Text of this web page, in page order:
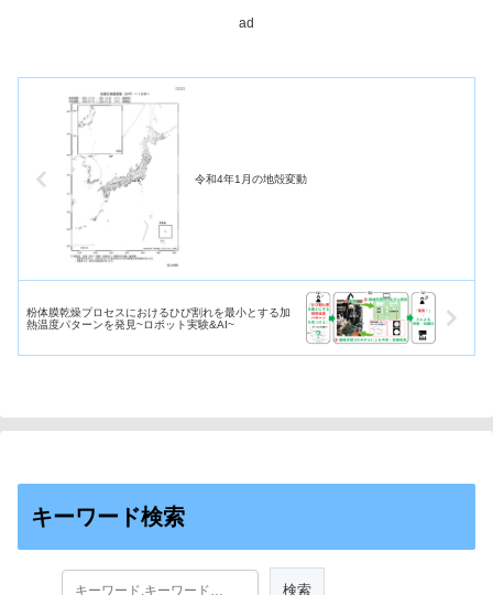
ad
令和4年1月の地殻変動
粉体膜乾燥プロセスにおけるひび割れを最小とする加
熱温度パターンを発見~ロボット実験&AI~
キーワード検索